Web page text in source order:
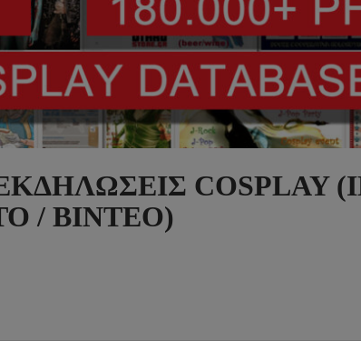
COSPLAY
/ ΒΙΝΤΕΟ)